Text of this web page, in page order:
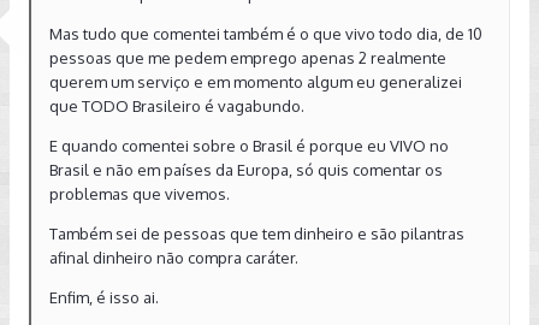
Mas tudo que comentei também é o que vivo todo dia, de 10
pessoas que me pedem emprego apenas 2 realmente
querem um serviço e em momento algum eu generalizei
que TODO Brasileiro é vagabundo.
E quando comentei sobre o Brasil é porque eu VIVO no
Brasil e não em países da Europa, só quis comentar os
problemas que vivemos.
Também sei de pessoas que tem dinheiro e são pilantras
afinal dinheiro não compra caráter.
Enfim, é isso ai.